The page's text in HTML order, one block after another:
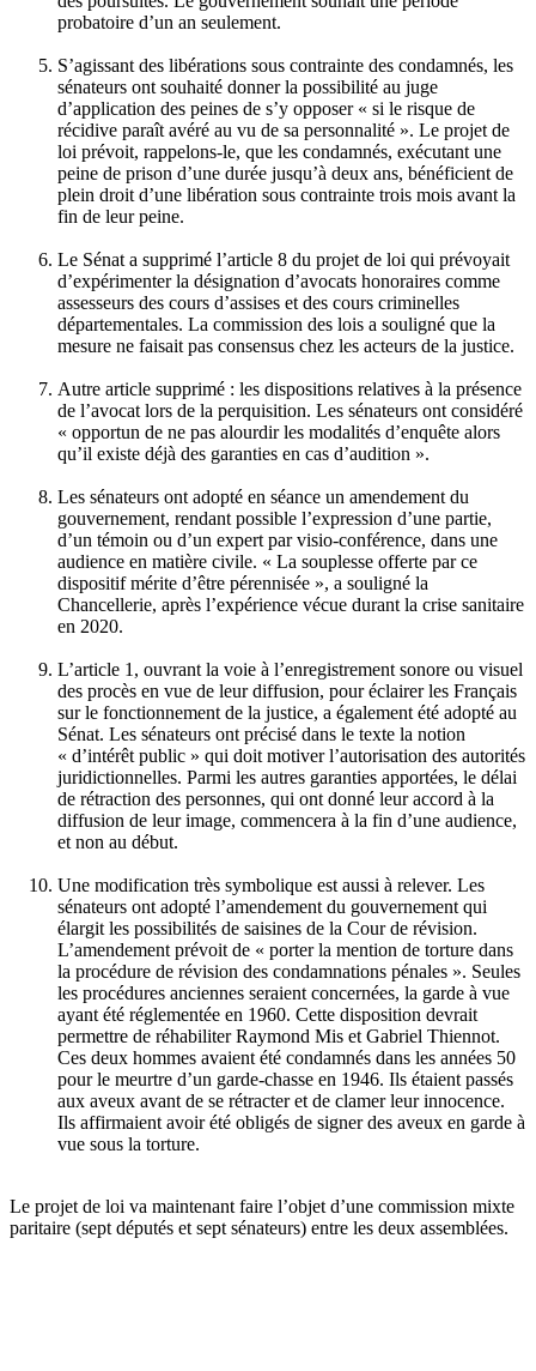
probatoire d’un an seulement.
S’agissant des libérations sous contrainte des condamnés, les
sénateurs ont souhaité donner la possibilité au juge
d’application des peines de s’y opposer « si le risque de
récidive paraît avéré au vu de sa personnalité ». Le projet de
loi prévoit, rappelons-le, que les condamnés, exécutant une
peine de prison d’une durée jusqu’à deux ans, bénéficient de
plein droit d’une libération sous contrainte trois mois avant la
fin de leur peine.
Le Sénat a supprimé l’article 8 du projet de loi qui prévoyait
d’expérimenter la désignation d’avocats honoraires comme
assesseurs des cours d’assises et des cours criminelles
départementales. La commission des lois a souligné que la
mesure ne faisait pas consensus chez les acteurs de la justice.
Autre article supprimé : les dispositions relatives à la présence
de l’avocat lors de la perquisition. Les sénateurs ont considéré
« opportun de ne pas alourdir les modalités d’enquête alors
qu’il existe déjà des garanties en cas d’audition ».
Les sénateurs ont adopté en séance un amendement du
gouvernement, rendant possible l’expression d’une partie,
d’un témoin ou d’un expert par visio-conférence, dans une
audience en matière civile. « La souplesse offerte par ce
dispositif mérite d’être pérennisée », a souligné la
Chancellerie, après l’expérience vécue durant la crise sanitaire
en 2020.
L’article 1, ouvrant la voie à l’enregistrement sonore ou visuel
des procès en vue de leur diffusion, pour éclairer les Français
sur le fonctionnement de la justice, a également été adopté au
Sénat. Les sénateurs ont précisé dans le texte la notion
« d’intérêt public » qui doit motiver l’autorisation des autorités
juridictionnelles. Parmi les autres garanties apportées, le délai
de rétraction des personnes, qui ont donné leur accord à la
diffusion de leur image, commencera à la fin d’une audience,
et non au début.
Une modification très symbolique est aussi à relever. Les
sénateurs ont adopté l’amendement du gouvernement qui
élargit les possibilités de saisines de la Cour de révision.
L’amendement prévoit de « porter la mention de torture dans
la procédure de révision des condamnations pénales ». Seules
les procédures anciennes seraient concernées, la garde à vue
ayant été réglementée en 1960. Cette disposition devrait
permettre de réhabiliter Raymond Mis et Gabriel Thiennot.
Ces deux hommes avaient été condamnés dans les années 50
pour le meurtre d’un garde-chasse en 1946. Ils étaient passés
aux aveux avant de se rétracter et de clamer leur innocence.
Ils affirmaient avoir été obligés de signer des aveux en garde à
vue sous la torture.
Le projet de loi va maintenant faire l’objet d’une commission mixte
paritaire (sept députés et sept sénateurs) entre les deux assemblées.